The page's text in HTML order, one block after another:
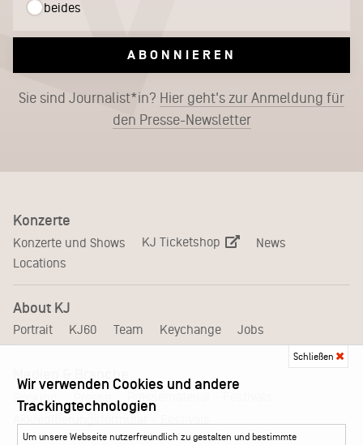
beides
ABONNIEREN
Sie sind Journalist*in? Hier geht's zur Anmeldung für
den Presse-Newsletter
Konzerte
Konzerte und Shows KJ Ticketshop
News
Locations
About KJ
Portrait KJ60 Team Keychange Jobs
Medien & Branche
Booking Presse
Schließen
Wir verwenden Cookies und andere
Trackingtechnologien
Um unsere Webseite nutzerfreundlich zu gestalten und bestimmte